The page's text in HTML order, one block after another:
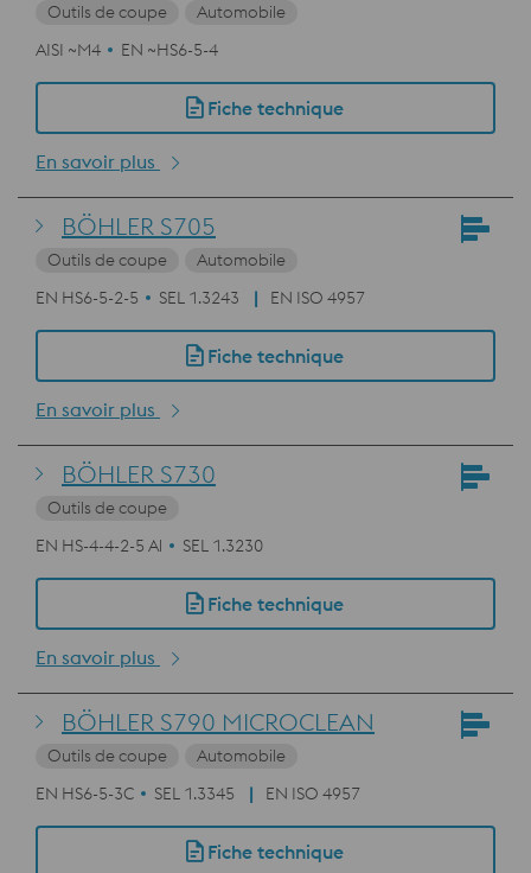
Outils de coupe
Automobile
AISI ~M4
EN ~HS6-5-4
Fiche technique
En savoir plus
BÖHLER S705
Outils de coupe
Automobile
EN HS6-5-2-5
SEL 1.3243 EN ISO 4957
Fiche technique
En savoir plus
BÖHLER S730
Outils de coupe
EN HS-4-4-2-5 Al
SEL 1.3230
Fiche technique
En savoir plus
BÖHLER S790 MICROCLEAN
Outils de coupe
Automobile
EN HS6-5-3C
SEL 1.3345 EN ISO 4957
Fiche technique